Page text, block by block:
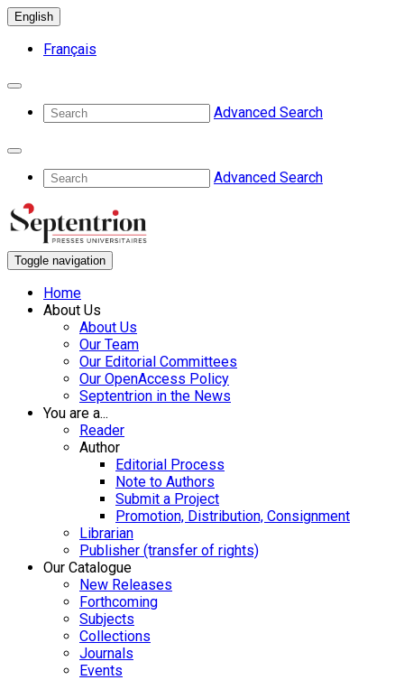
English
Français
Advanced Search
Advanced Search
Toggle navigation
Home
About Us
About Us
Our Team
Our Editorial Committees
Our OpenAccess Policy
Septentrion in the News
You are a...
Reader
Author
Editorial Process
Note to Authors
Submit a Project
Promotion, Distribution, Consignment
Librarian
Publisher (transfer of rights)
Our Catalogue
New Releases
Forthcoming
Subjects
Collections
Journals
Events